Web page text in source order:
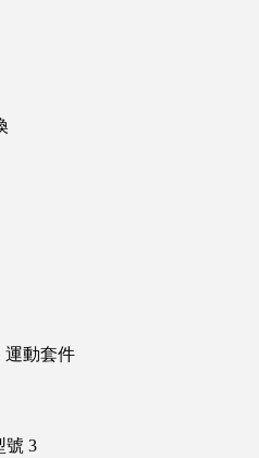
運動套件
號 3